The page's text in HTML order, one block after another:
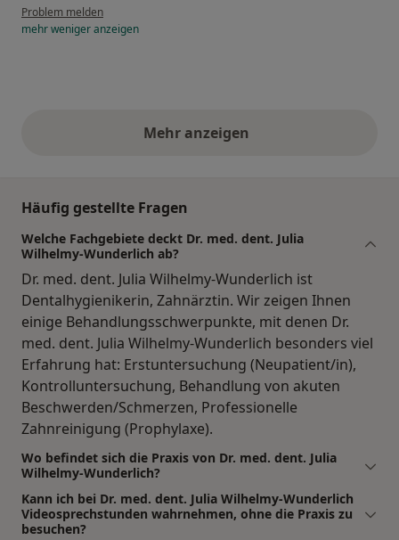
Problem melden
mehrwenigeranzeigen
Mehr anzeigenobige Stellungnahmen
Häufig gestellte Fragen
Welche Fachgebiete deckt Dr. med. dent. Julia
Wilhelmy-Wunderlich ab?
Dr. med. dent. Julia Wilhelmy-Wunderlich ist
Dentalhygienikerin, Zahnärztin. Wir zeigen Ihnen
einige Behandlungsschwerpunkte, mit denen Dr.
med. dent. Julia Wilhelmy-Wunderlich besonders viel
Erfahrung hat: Erstuntersuchung (Neupatient/in),
Kontrolluntersuchung, Behandlung von akuten
Beschwerden/Schmerzen, Professionelle
Zahnreinigung (Prophylaxe).
Wo befindet sich die Praxis von Dr. med. dent. Julia
Wilhelmy-Wunderlich?
Kann ich bei Dr. med. dent. Julia Wilhelmy-Wunderlich
Videosprechstunden wahrnehmen, ohne die Praxis zu
besuchen?